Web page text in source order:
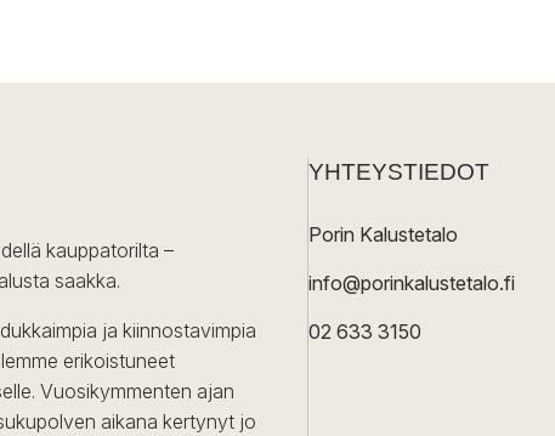
kauppatorilta –
saakka.
ja kiinnostavimpia
erikoistuneet
Vuosikymmenten ajan
aikana kertynyt jo
YHTEYSTIEDOT
Porin Kalustetalo
info@porinkalustetalo.fi
02 633 3150